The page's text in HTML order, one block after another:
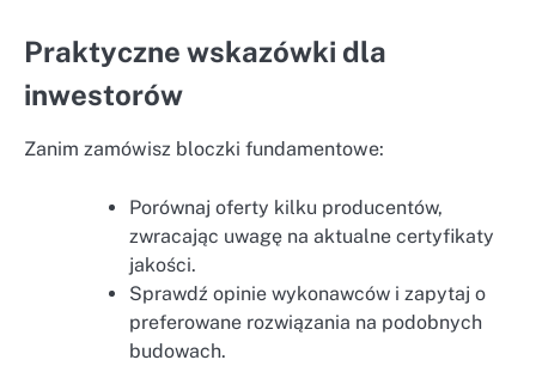
Praktyczne wskazówki dla
inwestorów
Zanim zamówisz bloczki fundamentowe:
Porównaj oferty kilku producentów,
zwracając uwagę na aktualne certyfikaty
jakości.
Sprawdź opinie wykonawców i zapytaj o
preferowane rozwiązania na podobnych
budowach.